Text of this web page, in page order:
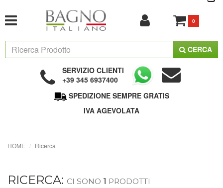
0
CERCA
SERVIZIO CLIENTI
+39 345 6937400
SPEDIZIONE SEMPRE GRATIS
IVA AGEVOLATA
HOME Ricerca
RICERCA: CI SONO 1 PRODOTTI